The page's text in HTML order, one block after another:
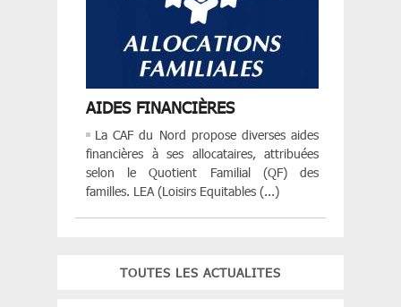
AIDES FINANCIÈRES
La CAF du Nord propose diverses aides
financières à ses allocataires, attribuées
selon le Quotient Familial (QF) des
familles. LEA (Loisirs Equitables (...)
TOUTES LES ACTUALITES